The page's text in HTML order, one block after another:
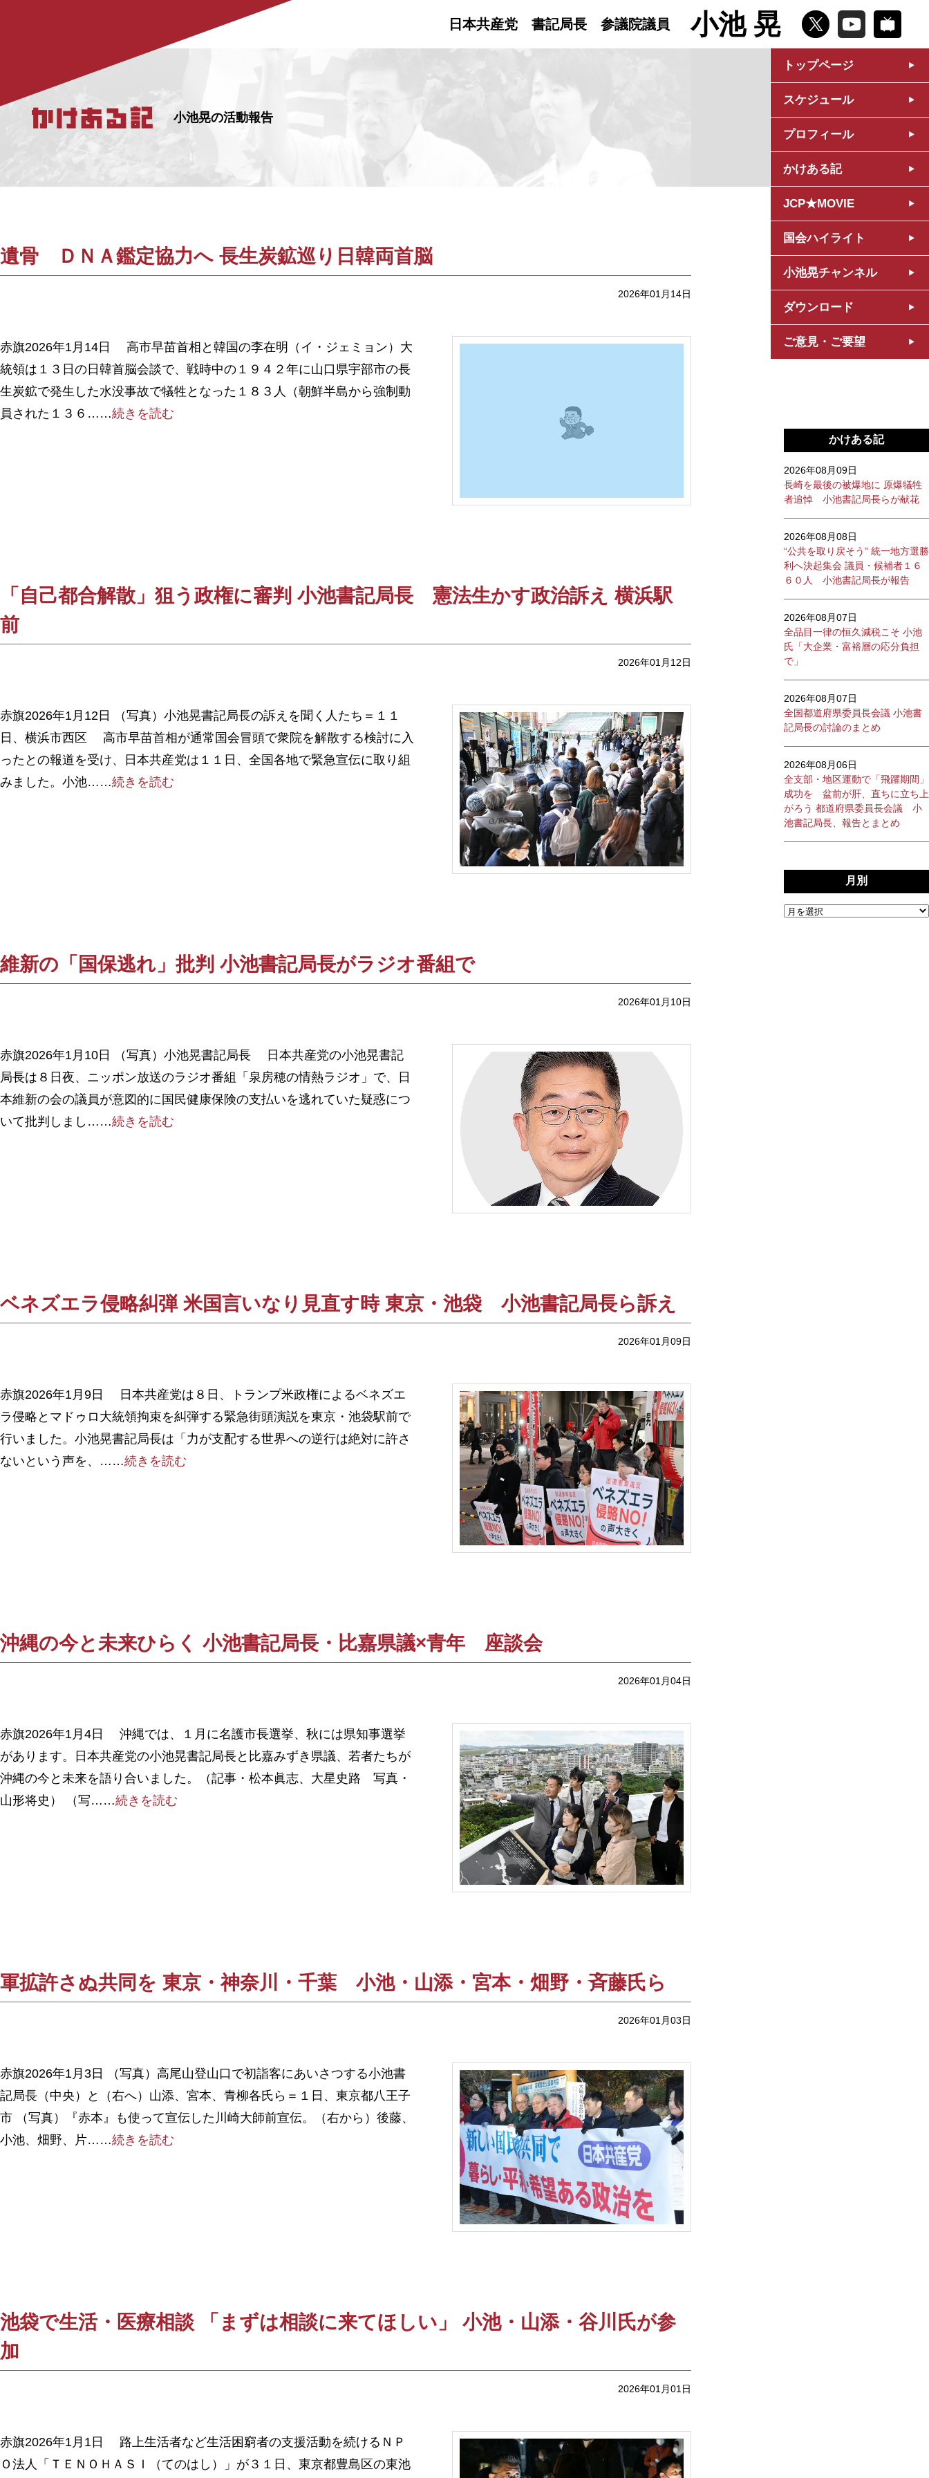
日本共産党 書記局長 参議院議員 小池 晃
トップページ
スケジュール
プロフィール
かけある記
JCP★MOVIE
国会ハイライト
小池晃チャンネル
ダウンロード
ご意見・ご要望
小池晃の活動報告
遺骨 ＤＮＡ鑑定協力へ 長生炭鉱巡り日韓両首脳
2026年01月14日
赤旗2026年1月14日 高市早苗首相と韓国の李在明（イ・ジェミョン）大
統領は１３日の日韓首脳会談で、戦時中の１９４２年に山口県宇部市の長
生炭鉱で発生した水没事故で犠牲となった１８３人（朝鮮半島から強制動
員された１３６……続きを読む
「自己都合解散」狙う政権に審判 小池書記局長 憲法生かす政治訴え 横浜駅
前
2026年01月12日
赤旗2026年1月12日 （写真）小池晃書記局長の訴えを聞く人たち＝１１
日、横浜市西区 高市早苗首相が通常国会冒頭で衆院を解散する検討に入
ったとの報道を受け、日本共産党は１１日、全国各地で緊急宣伝に取り組
みました。小池……続きを読む
維新の「国保逃れ」批判 小池書記局長がラジオ番組で
2026年01月10日
赤旗2026年1月10日 （写真）小池晃書記局長 日本共産党の小池晃書記
局長は８日夜、ニッポン放送のラジオ番組「泉房穂の情熱ラジオ」で、日
本維新の会の議員が意図的に国民健康保険の支払いを逃れていた疑惑につ
いて批判しまし……続きを読む
ベネズエラ侵略糾弾 米国言いなり見直す時 東京・池袋 小池書記局長ら訴え
2026年01月09日
赤旗2026年1月9日 日本共産党は８日、トランプ米政権によるベネズエ
ラ侵略とマドゥロ大統領拘束を糾弾する緊急街頭演説を東京・池袋駅前で
行いました。小池晃書記局長は「力が支配する世界への逆行は絶対に許さ
ないという声を、……続きを読む
沖縄の今と未来ひらく 小池書記局長・比嘉県議×青年 座談会
2026年01月04日
赤旗2026年1月4日 沖縄では、１月に名護市長選挙、秋には県知事選挙
があります。日本共産党の小池晃書記局長と比嘉みずき県議、若者たちが
沖縄の今と未来を語り合いました。（記事・松本眞志、大星史路 写真・
山形将史） （写……続きを読む
軍拡許さぬ共同を 東京・神奈川・千葉 小池・山添・宮本・畑野・斉藤氏ら
2026年01月03日
赤旗2026年1月3日 （写真）高尾山登山口で初詣客にあいさつする小池書
記局長（中央）と（右へ）山添、宮本、青柳各氏ら＝１日、東京都八王子
市 （写真）『赤本』も使って宣伝した川崎大師前宣伝。（右から）後藤、
小池、畑野、片……続きを読む
池袋で生活・医療相談 「まずは相談に来てほしい」 小池・山添・谷川氏が参
加
2026年01月01日
赤旗2026年1月1日 路上生活者など生活困窮者の支援活動を続けるＮＰ
Ｏ法人「ＴＥＮＯＨＡＳＩ（てのはし）」が３１日、東京都豊島区の東池
かけある記
2026年08月09日
長崎を最後の被爆地に 原爆犠牲
者追悼 小池書記局長らが献花
2026年08月08日
“公共を取り戻そう” 統一地方選勝
利へ決起集会 議員・候補者１６
６０人 小池書記局長が報告
2026年08月07日
全品目一律の恒久減税こそ 小池
氏「大企業・富裕層の応分負担
で」
2026年08月07日
全国都道府県委員長会議 小池書
記局長の討論のまとめ
2026年08月06日
全支部・地区運動で「飛躍期間」
成功を 盆前が肝、直ちに立ち上
がろう 都道府県委員長会議 小
池書記局長、報告とまとめ
月別